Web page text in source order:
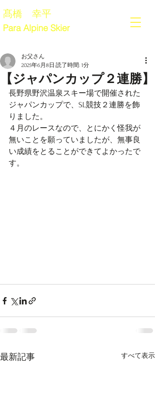
髙橋 幸平
Para Alpine Skier
【ジャパンカップ２連勝】
お父さん
2025年6月8日 読了時間: 1分
長野県野沢温泉スキー場で開催された
ジャパンカップで、SL競技２連勝を飾
りました。
４月のレースなので、とにかく怪我が
無いことを願っていましたが、無事良
い成績をとることができてよかったで
す。
最新記事 すべて表示